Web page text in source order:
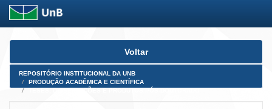
Skip
Voltar
REPOSITÓRIO INSTITUCIONAL DA UNB
PRODUÇÃO ACADÊMICA E CIENTÍFICA